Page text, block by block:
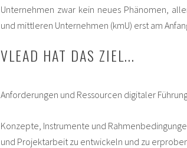
Unternehmen zwar kein neues Phänomen,
und mittleren Unternehmen (kmU) erst am
VLEAD HAT DAS ZIEL...
Anforderungen und Ressourcen digitaler
Konzepte, Instrumente und
und Projektarbeit zu entwickeln und zu